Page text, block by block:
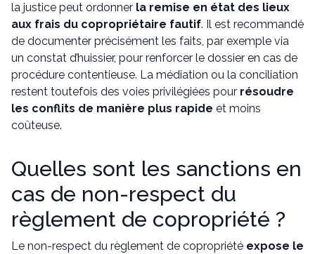
la justice peut ordonner la remise en état des lieux
aux frais du copropriétaire fautif. Il est recommandé
de documenter précisément les faits, par exemple via
un constat d’huissier, pour renforcer le dossier en cas de
procédure contentieuse. La médiation ou la conciliation
restent toutefois des voies privilégiées pour résoudre
les conflits de manière plus rapide et moins
coûteuse.
Quelles sont les sanctions en
cas de non-respect du
règlement de copropriété ?
Le non-respect du règlement de copropriété expose le